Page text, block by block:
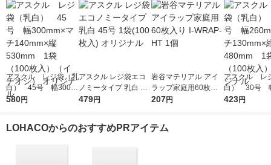
アスクル レジ袋（乳
白） 45号 幅300m
m×マチ140mm×縦53
リジナル
580円
アスクル レジ袋エコ
ノミータイプ 乳白 45
号 1袋(100枚入) オリ
479円
岩谷マテリアル アイ
ラップ家庭用60枚入
り I-WRAP-HT 1個
207円
アスクル レ
白） 30号
m×マチ
423円
LOHACOからのおすすめPRアイテム